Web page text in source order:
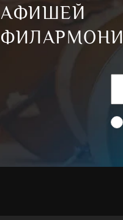
АФИШЕЙ